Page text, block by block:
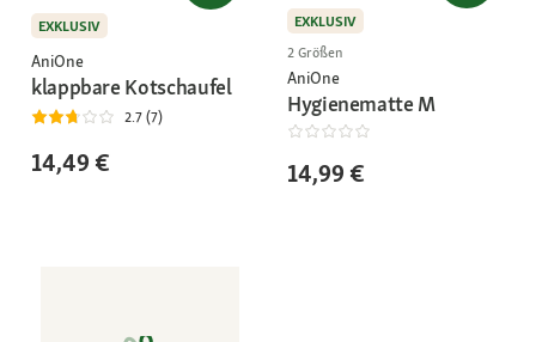
EXKLUSIV
AniOne
klappbare Kotschaufel
2.7 (7)
14,49 €
EXKLUSIV
2 Größen
AniOne
Hygienematte M
14,99 €